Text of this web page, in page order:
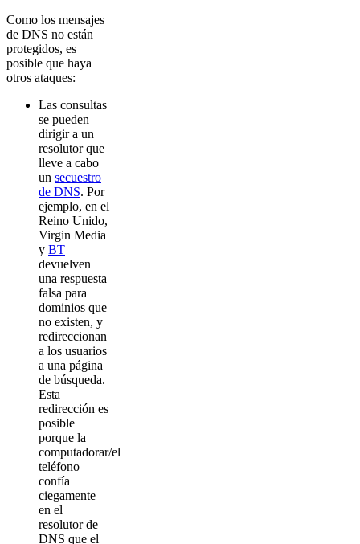
Como los mensajes
de DNS no están
protegidos, es
posible que haya
otros ataques:
Las consultas
se pueden
dirigir a un
resolutor que
lleve a cabo
un secuestro
de DNS. Por
ejemplo, en el
Reino Unido,
Virgin Media
y BT
devuelven
una respuesta
falsa para
dominios que
no existen, y
redireccionan
a los usuarios
a una página
de búsqueda.
Esta
redirección es
posible
porque la
computadorar/el
teléfono
confía
ciegamente
en el
resolutor de
DNS que el